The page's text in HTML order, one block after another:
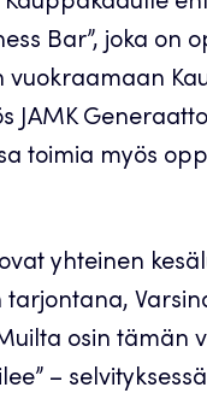
Bar”, joka on
JAMK
toimia myös
yhteinen
osin tämän
–